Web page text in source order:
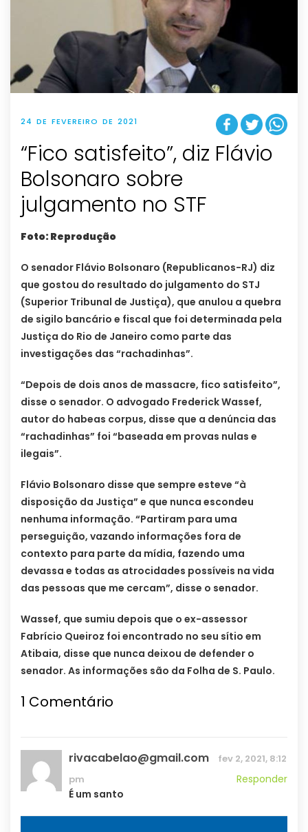
24 DE FEVEREIRO DE 2021
“Fico satisfeito”, diz Flávio
Bolsonaro sobre
julgamento no STF
Foto: Reprodução
O senador Flávio Bolsonaro (Republicanos-RJ) diz
que gostou do resultado do julgamento do STJ
(Superior Tribunal de Justiça), que anulou a quebra
de sigilo bancário e fiscal que foi determinada pela
Justiça do Rio de Janeiro como parte das
investigações das “rachadinhas”.
“Depois de dois anos de massacre, fico satisfeito”,
disse o senador. O advogado Frederick Wassef,
autor do habeas corpus, disse que a denúncia das
“rachadinhas” foi “baseada em provas nulas e
ilegais”.
Flávio Bolsonaro disse que sempre esteve “à
disposição da Justiça” e que nunca escondeu
nenhuma informação. “Partiram para uma
perseguição, vazando informações fora de
contexto para parte da mídia, fazendo uma
devassa e todas as atrocidades possíveis na vida
das pessoas que me cercam”, disse o senador.
Wassef, que sumiu depois que o ex-assessor
Fabrício Queiroz foi encontrado no seu sítio em
Atibaia, disse que nunca deixou de defender o
senador. As informações são da Folha de S. Paulo.
1 Comentário
rivacabelao@gmail.com
fev 2, 2021, 8:12
pm
Responder
É um santo